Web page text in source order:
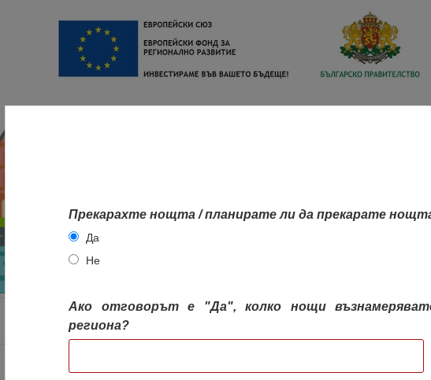
НАЧАЛО
Прекарахте нощта / планирате ли да прекарате
Да
Не
Ако отговорът е "Да", колко нощи
региона?